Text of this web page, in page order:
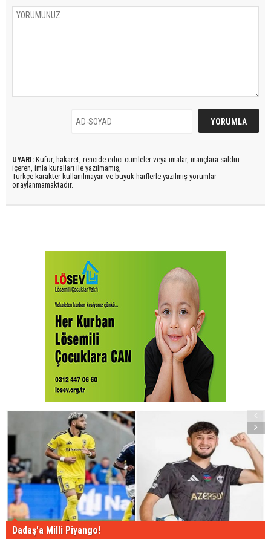
UYARI: Küfür, hakaret, rencide edici cümleler veya imalar, inançlara saldırı
içeren, imla kuralları ile yazılmamış,
Türkçe karakter kullanılmayan ve büyük harflerle yazılmış yorumlar
onaylanmamaktadır.
Dadaş'a Milli Piyango!